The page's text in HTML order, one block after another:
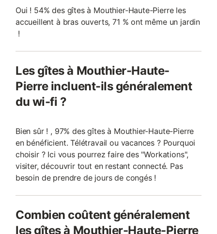
Oui ! 54% des gîtes à Mouthier-Haute-Pierre les
accueillent à bras ouverts, 71 % ont même un jardin
!
Les gîtes à Mouthier-Haute-
Pierre incluent-ils généralement
du wi-fi ?
Bien sûr ! , 97% des gîtes à Mouthier-Haute-Pierre
en bénéficient. Télétravail ou vacances ? Pourquoi
choisir ? Ici vous pourrez faire des "Workations",
visiter, découvrir tout en restant connecté. Pas
besoin de prendre de jours de congés !
Combien coûtent généralement
les gîtes à Mouthier-Haute-Pierre